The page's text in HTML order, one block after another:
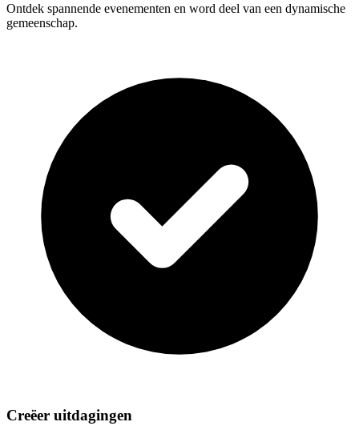
Ontdek spannende evenementen en word deel van een dynamische
gemeenschap.
Creëer uitdagingen